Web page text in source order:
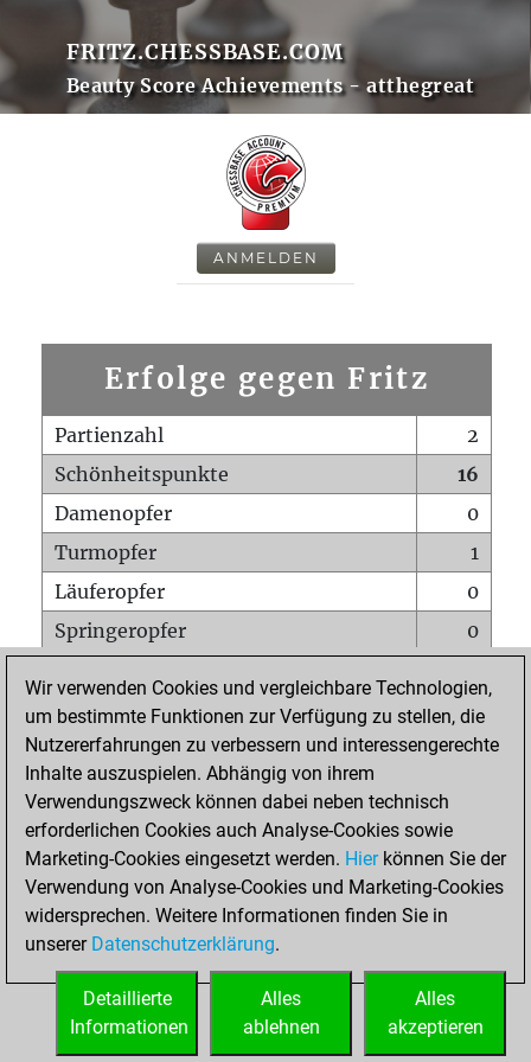
FRITZ.CHESSBASE.COM
Beauty Score Achievements - atthegreat
ANMELDEN
Erfolge gegen Fritz
Partienzahl
2
Schönheitspunkte
16
Damenopfer
0
Turmopfer
1
Läuferopfer
0
Springeropfer
0
Matt auf vollem Brett
0
Bauer setzt Matt
0
Erstickte Matts
Unterverwandlungen
Türme auf der siebten
0
STARTSEITE
Wir verwenden Cookies und vergleichbare Technologien,
um bestimmte Funktionen zur Verfügung zu stellen, die
Nutzererfahrungen zu verbessern und interessengerechte
Inhalte auszuspielen. Abhängig von ihrem
Verwendungszweck können dabei neben technisch
erforderlichen Cookies auch Analyse-Cookies sowie
Marketing-Cookies eingesetzt werden. Hierkönnen Sie der
Verwendung von Analyse-Cookies und Marketing-Cookies
widersprechen. Weitere Informationen finden Sie in
unserer Datenschutzerklärung.
Alles
akzeptieren
Alles
ablehnen
Detaillierte
Informationen